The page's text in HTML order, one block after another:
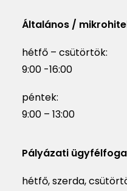
Általános /
hétfő – csütörtök:
9:00 -16:00
péntek:
9:00 – 13:00
Pályázati
hétfő, szerda,